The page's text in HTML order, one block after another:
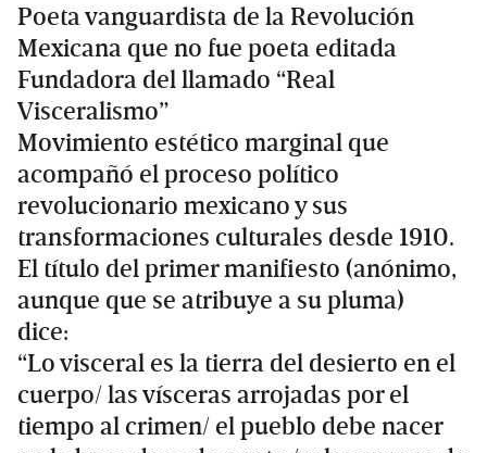
Poeta vanguardista de la Revolución
Mexicana que no fue poeta editada
Fundadora del llamado “Real
Visceralismo”
Movimiento estético marginal que
acompañó el proceso político
revolucionario mexicano y sus
transformaciones culturales desde 1910.
El título del primer manifiesto (anónimo,
aunque que se atribuye a su pluma)
dice:
“Lo visceral es la tierra del desierto en el
cuerpo/ las vísceras arrojadas por el
tiempo al crimen/ el pueblo debe nacer